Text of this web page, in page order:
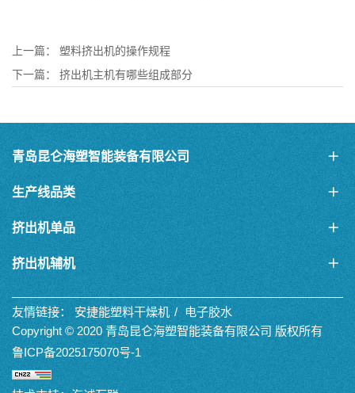
上一篇： 塑料挤出机的操作规程
下一篇： 挤出机主机有哪些组成部分
青岛昆仑海塑智能装备有限公司
生产线品类
挤出机单品
挤出机辅机
友情链接： 安捷能塑料干燥机
电子胶水
Copyright © 2020 青岛昆仑海塑智能装备有限公司 版权所有
鲁ICP备2025175070号-1